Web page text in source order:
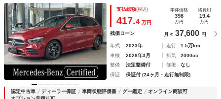
ージ／ＡＭＧレザーエクスクルーシブパッケージ／アドバンス
ドパッケージ／アダプティブダハイビームアシスト・プラス／
プライバシーガラス／ドライブレコーダー
支払総額(税込)
417.4 万円
本体価格
398
万円
諸費用
19.4
万円
残価ローン 月々 37,600 円
年式 2023年 走行
1.5万km
車検
2028年3月 排気
2000cc
整備
法定整備付 修復
なし
保証
保証付 (24ヶ月・走行無制限)
認定中古車 ディーラー保証 車両状態評価書 グー鑑定
オンライン商談可